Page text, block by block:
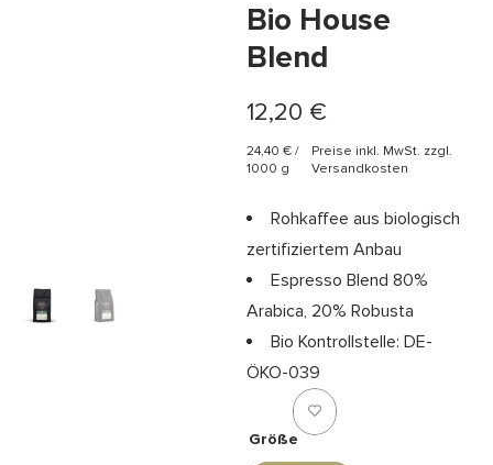
Bio House
Blend
12,20 €
24,40 € /
1000 g
Preise inkl. MwSt. zzgl.
Versandkosten
Rohkaffee aus biologisch
zertifiziertem Anbau
Espresso Blend 80%
Arabica, 20% Robusta
Bio Kontrollstelle: DE-
ÖKO-039
Größe